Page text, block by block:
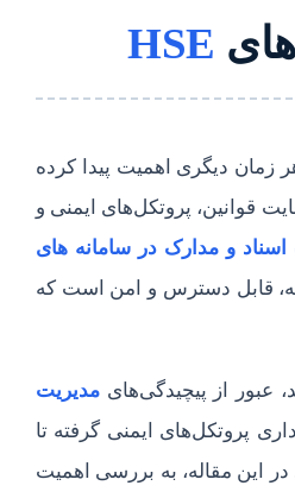
HSE
زمان دیگری اهمیت پیدا کرده
قوانین، پروتکل‌های ایمنی و
و مدارک در سامانه ‌های
قابل دسترس و امن است که
از پیچیدگی‌های مدیریت
پروتکل‌های ایمنی گرفته تا
در این مقاله، به بررسی اهمیت